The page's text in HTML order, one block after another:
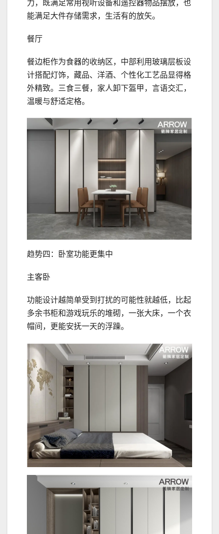
力，既满足常用视听设备和遥控器物品摆放，也
能满足大件存储需求，生活有的放矢。
餐厅
餐边柜作为食器的收纳区，中部利用玻璃层板设
计搭配灯饰，藏品、洋酒、个性化工艺品显得格
外精致。三食三餐，家人卸下盔甲，言语交汇，
温暖与舒适定格。
趋势四：卧室功能更集中
主客卧
功能设计越简单受到打扰的可能性就越低，比起
多余书柜和游戏玩乐的堆砌，一张大床，一个衣
帽间，更能安抚一天的浮躁。